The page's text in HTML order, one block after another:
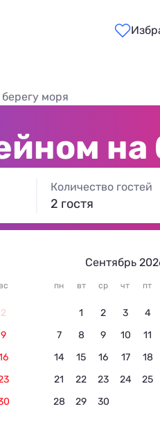
моря
на
вс
2
9
Сентябрь
пн вт ср чт пт
1 2 3 4
7
8 9 10 11
14
15 16 17 18
21
22 23 24 25
28
29 30
Количество гостей
2 гостя
в 2026 году,
бассейном в Головинке -